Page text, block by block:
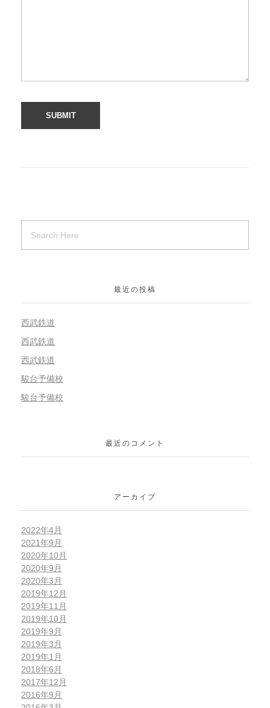
最近の投稿
西武鉄道
西武鉄道
西武鉄道
駿台予備校
駿台予備校
最近のコメント
アーカイブ
2022年4月
2021年9月
2020年10月
2020年9月
2020年3月
2019年12月
2019年11月
2019年10月
2019年9月
2019年3月
2019年1月
2018年6月
2017年12月
2016年9月